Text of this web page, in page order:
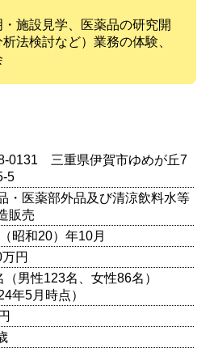
施設見学、医薬品の研究開
法検討など）業務の体験、
0131 三重県伊賀市ゆめが丘7
5
・医薬部外品及び清涼飲料水等
販売
昭和20）年10月
円
（男性123名、女性86名）
年5月時点）